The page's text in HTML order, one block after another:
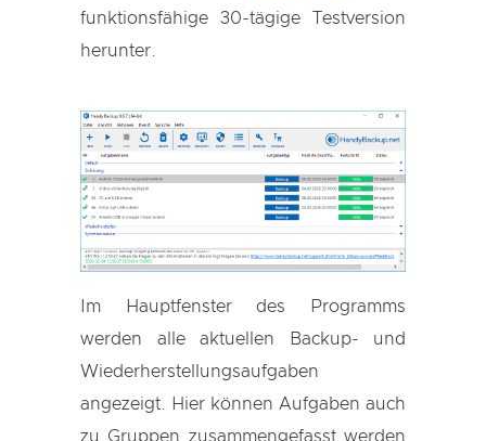
funktionsfähige 30-tägige Testversion
herunter.
Im Hauptfenster des Programms
werden alle aktuellen Backup- und
Wiederherstellungsaufgaben
angezeigt. Hier können Aufgaben auch
zu Gruppen zusammengefasst werden